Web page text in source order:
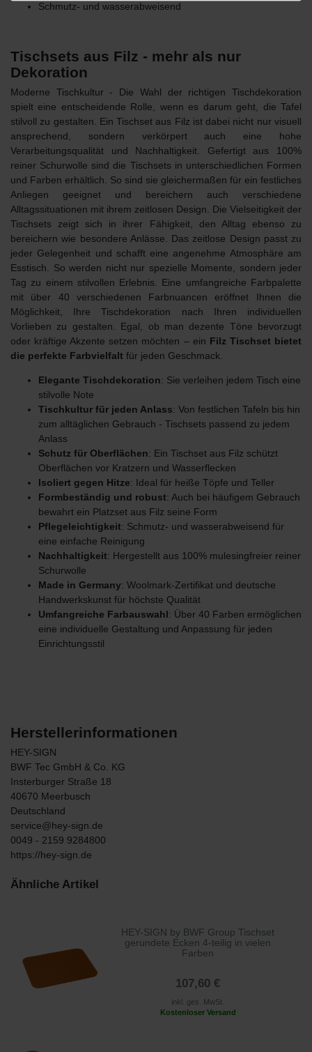
Schmutz- und wasserabweisend
Tischsets aus Filz - mehr als nur
Dekoration
Moderne Tischkultur - Die Wahl der richtigen Tischdekoration
spielt eine entscheidende Rolle, wenn es darum geht, die Tafel
stilvoll zu gestalten. EinTischset aus Filz ist dabei nicht nur visuell
ansprechend, sondern verkörpert auch eine hohe
Verarbeitungsqualität und Nachhaltigkeit. Gefertigt aus 100%
reiner Schurwolle sind die Tischsets in unterschiedlichen Formen
und Farben erhältlich. So sind sie gleichermaßen für ein festliches
Anliegen geeignet und bereichern auch verschiedene
Alltagssituationen mit ihrem zeitlosen Design. Die Vielseitigkeit der
Tischsets zeigt sich in ihrer Fähigkeit, den Alltag ebenso zu
bereichern wie besondere Anlässe. Das zeitlose Design passt zu
jeder Gelegenheit und schafft eine angenehme Atmosphäre am
Esstisch. So werden nicht nur spezielle Momente, sondern jeder
Tag zu einem stilvollen Erlebnis. Eine umfangreiche Farbpalette
mit über 40 verschiedenen Farbnuancen eröffnet Ihnen die
Möglichkeit, Ihre Tischdekoration nach Ihren individuellen
Vorlieben zu gestalten. Egal, ob man dezente Töne bevorzugt
oder kräftige Akzente setzen möchten – ein Filz Tischset bietet
die perfekte Farbvielfalt für jeden Geschmack.
Elegante Tischdekoration: Sie verleihen jedem Tisch eine
stilvolle Note
Tischkultur für jeden Anlass: Von festlichen Tafeln bis hin
zum alltäglichen Gebrauch - Tischsets passend zu jedem
Anlass
Schutz für Oberflächen: Ein Tischset aus Filz schützt
Oberflächen vor Kratzern und Wasserflecken
Isoliert gegen Hitze: Ideal für heiße Töpfe und Teller
Formbeständig und robust: Auch bei häufigem Gebrauch
bewahrt ein Platzset aus Filz seine Form
Pflegeleichtigkeit: Schmutz- und wasserabweisend für
eine einfache Reinigung
Nachhaltigkeit: Hergestellt aus 100% mulesingfreier reiner
Schurwolle
Made in Germany: Woolmark-Zertifikat und deutsche
Handwerkskunst für höchste Qualität
Umfangreiche Farbauswahl: Über 40 Farben ermöglichen
eine individuelle Gestaltung und Anpassung für jeden
Einrichtungsstil
Herstellerinformationen
HEY-SIGN
BWF Tec GmbH & Co. KG
Insterburger Straße 18
40670 Meerbusch
Deutschland
service@hey-sign.de
0049 - 2159 9284800
https://hey-sign.de
Ähnliche Artikel
HEY-SIGN by BWF Group Tischset
gerundete Ecken 4-teilig in vielen
Farben
107,60 €
inkl. ges. MwSt.
Kostenloser Versand